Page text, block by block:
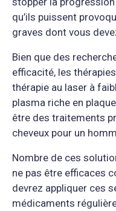
qu’ils puissent
graves dont vous
Bien que des
efficacité, les
thérapie au laser à
plasma riche en
être des traitements
cheveux pour un
Nombre de ces
ne pas être efficaces
devrez appliquer ces
médicaments